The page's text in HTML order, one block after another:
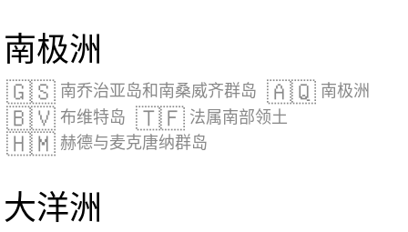
南极洲
🇬🇸 南乔治亚岛和南桑威齐群岛 🇦🇶 南极洲
🇧🇻 布维特岛 🇹🇫 法属南部领土
🇭🇲 赫德与麦克唐纳群岛
大洋洲